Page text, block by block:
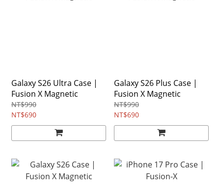
Galaxy S26 Ultra Case |
Fusion X Magnetic
NT$990
NT$690
Galaxy S26 Plus Case |
Fusion X Magnetic
NT$990
NT$690